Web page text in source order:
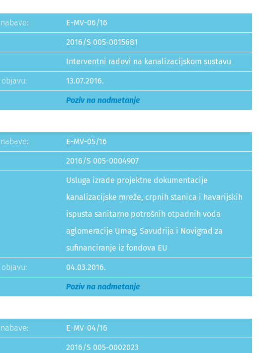
E-MV-06/16
2016/S 005-0015681
Interventni radovi na kanalizacijskom sustavu
13.07.2016.
Poziv na nadmetanje
E-MV-05/16
2016/S 005-0004907
Usluga izrade projektne dokumentacije
kanalizacijske mreže, crpnih stanica i havarijskih
ispusta sanitarno potrošnih otpadnih voda
aglomeracije Umag, Savudrija i Novigrad za
sufinanciranje iz fondova EU
04.03.2016.
Poziv na nadmetanje
E-MV-04/16
2016/S 005-0002023